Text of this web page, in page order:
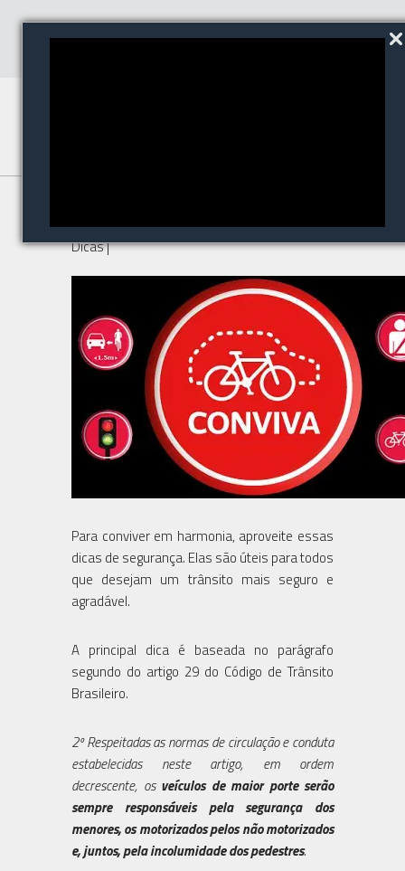
Dicas|
Para conviver em harmonia, aproveite essas
dicas de segurança. Elas são úteis para todos
que desejam um trânsito mais seguro e
agradável.
A principal dica é baseada no parágrafo
segundo do artigo 29 do Código de Trânsito
Brasileiro.
2º Respeitadas as normas de circulação e conduta
estabelecidas neste artigo, em ordem
decrescente, os veículos de maior porte serão
sempre responsáveis pela segurança dos
menores, os motorizados pelos não motorizados
e, juntos, pela incolumidade dos pedestres.